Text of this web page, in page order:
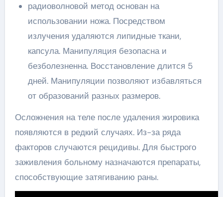
радиоволновой метод основан на
использовании ножа. Посредством
излучения удаляются липидные ткани,
капсула. Манипуляция безопасна и
безболезненна. Восстановление длится 5
дней. Манипуляции позволяют избавляться
от образований разных размеров.
Осложнения на теле после удаления жировика
появляются в редкий случаях. Из-за ряда
факторов случаются рецидивы. Для быстрого
заживления больному назначаются препараты,
способствующие затягиванию раны.